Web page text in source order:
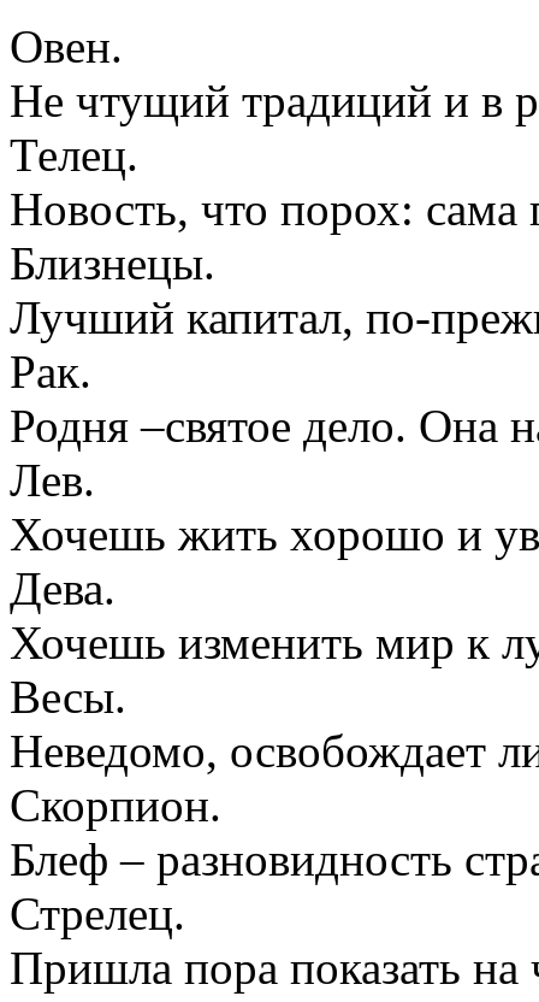
Овен.
Не чтущий традиций и в
Телец.
Новость, что порох: сама
Близнецы.
Лучший капитал, по-
Рак.
Родня –святое дело. Она
Лев.
Хочешь жить хорошо и
Дева.
Хочешь изменить мир к
Весы.
Неведомо, освобождает
Скорпион.
Блеф – разновидность
Стрелец.
Пришла пора показать на